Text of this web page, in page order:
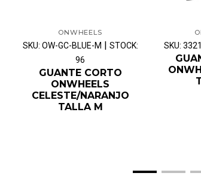
ONWHEELS
SKU: OW-GC-BLUE-M | STOCK:
96
GUANTE CORTO
ONWHEELS
CELESTE/NARANJO
TALLA M
SKU: